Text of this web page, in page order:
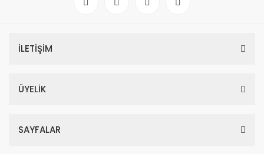
İLETİŞİM
ÜYELİK
SAYFALAR